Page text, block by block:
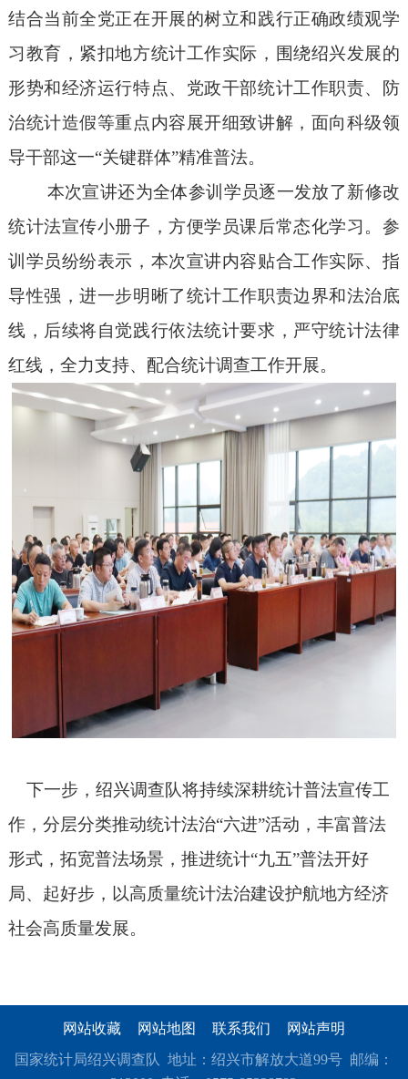
结合当前全党正在开展的树立和践行正确政绩观学
习教育，紧扣地方统计工作实际，围绕绍兴发展的
形势和经济运行特点、党政干部统计工作职责、防
治统计造假等重点内容展开细致讲解，面向科级领
导干部这一“关键群体”精准普法。
本次宣讲还为全体参训学员逐一发放了新修改
统计法宣传小册子 ，方便学员课后常态化学习。参
训学员纷纷表示，本次宣讲内容贴合工作实际、指
导性强，进一步明晰了统计工作职责边界和法治底
线，后续将自觉践行依法统计要求，严守统计法律
红线，全力支持、配合统计调查工作开展。
下一步，绍兴调查队将持续深耕统计普法宣传工
作，分层分类推动统计法治“六进”活动，丰富普法
形式，拓宽普法场景，推进统计“九五”普法开好
局、起好步，以高质量统计法治建设护航地方经济
社会高质量发展。
网站收藏 网站地图 联系我们 网站声明
国家统计局绍兴调查队 地址：绍兴市解放大道99号 邮编：